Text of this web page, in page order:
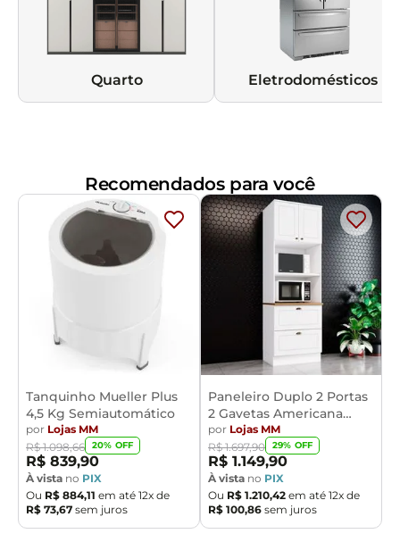
Quarto Eletrodomésticos
Recomendados para você
Tanquinho Mueller Plus
4,5 Kg Semiautomático
por Lojas MM
R$ 1.098,66 20% OFF
R$ 839,90
À vista no PIX
Ou R$ 884,11 em até 12x de
R$ 73,67 sem juros
Paneleiro Duplo 2 Portas
2 Gavetas Americana
Henn
por Lojas MM
R$ 1.697,90 29% OFF
R$ 1.149,90
À vista no PIX
Ou R$ 1.210,42 em até 12x de
R$ 100,86 sem juros